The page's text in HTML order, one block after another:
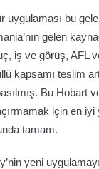
uygulaması bu
gelen
iş ve görüş, AFL
kapsamı teslim
Bu Hobart
için en iyi
tamam.
yeni